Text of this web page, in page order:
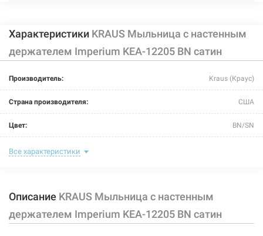
Характеристики KRAUS Мыльница с настенным
держателем Imperium KEA-12205 BN сатин
Производитель: Kraus (Краус)
Страна производителя: США
Цвет: BN/SN
Материал:
Все характеристики
Описание KRAUS Мыльница с настенным
держателем Imperium KEA-12205 BN сатин